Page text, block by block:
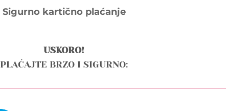
Sigurno kartično plaćanje
USKORO!
PLAĆAJTE BRZO I SIGURNO: